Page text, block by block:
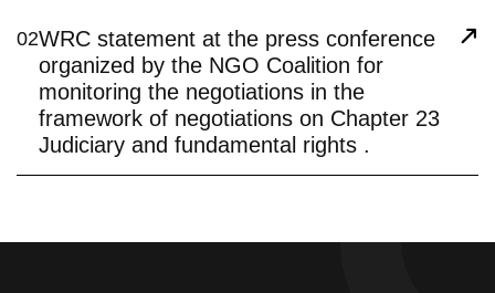
02WRC statement at the press conference
organized by the NGO Coalition for
monitoring the negotiations in the
framework of negotiations on Chapter 23
Judiciary and fundamental rights .